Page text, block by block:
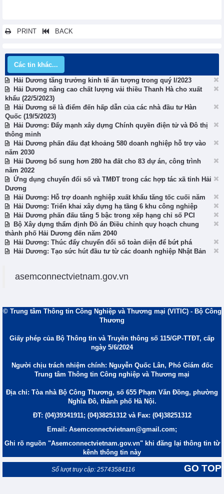
PRINT BACK
Các tin khác...
Hải Dương tăng trưởng kinh tế ấn tượng trong quý I/2023
Hải Dương nâng cao chất lượng vải thiều Thanh Hà cho xuất
khẩu (22/5/2023)
Hải Dương sẽ là điểm đến hấp dẫn của các nhà đầu tư Hàn
Quốc (19/5/2023)
Hải Dương: Đẩy mạnh xây dựng Chính quyền điện tử và Đô thị
thông minh
Hải Dương phấn đấu đạt khoảng 580 doanh nghiệp hỗ trợ vào
năm 2030
Hải Dương bổ sung hơn 280 ha đất cho 83 dự án, công trình
năm 2022
Ứng dụng chuyển đổi số và TMĐT trong các hợp tác xã tỉnh Hải
Dương
Hải Dương: Hỗ trợ doanh nghiệp xuất khẩu tăng tốc cuối năm
Hải Dương: Triển khai xây dựng hạ tầng 6 khu công nghiệp
Hải Dương phấn đấu tăng 5 bậc trong xếp hạng chỉ số PCI
Bộ Xây dựng thẩm định Đồ án Điều chỉnh quy hoạch chung
thành phố Hải Dương đến năm 2040
Hải Dương: Thúc đẩy chuyển đổi số toàn diện để bứt phá
Hải Dương: Tạo sức hút đầu tư từ các doanh nghiệp Nhật Bản
asemconnectvietnam.gov.vn
© Trung tâm Thông tin Công Nghiệp và Thương mại (VITIC) - Bộ Công
Thương
Giấy phép của Bộ Thông tin và Truyền thông số 115/GP-TTĐT, cấp
ngày 5/6/2024
Người chịu trách nhiệm chính: Nguyễn Quốc Lân, Phó Giám đốc
Trung tâm Thông tin Công nghiệp và Thương mại
Địa chỉ: Tòa nhà Bộ Công Thương, số 655 Phạm Văn Đồng, phường
Nghĩa Đô, thành phố Hà Nội.
ĐT: (04)39341911; (04)38251312 và Fax: (04)38251312
Email: Asemconnectvietnam@gmail.com;
Ghi rõ nguồn "Asemconnectvietnam.gov.vn" khi đăng lại thông tin từ
kênh thông tin này
GO TOP
Số lượt truy cập: 25743584116